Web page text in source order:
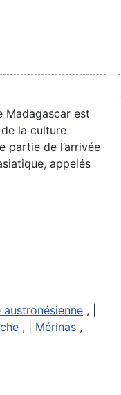
Madagascar est
la culture
partie de l’arrivée
appelés
, |
, | Mérinas ,